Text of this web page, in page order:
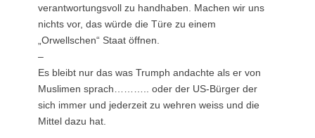
verantwortungsvoll zu handhaben. Machen wir uns
nichts vor, das würde die Türe zu einem
„Orwellschen“ Staat öffnen.
–
Es bleibt nur das was Trumph andachte als er von
Muslimen sprach……….. oder der US-Bürger der
sich immer und jederzeit zu wehren weiss und die
Mittel dazu hat.